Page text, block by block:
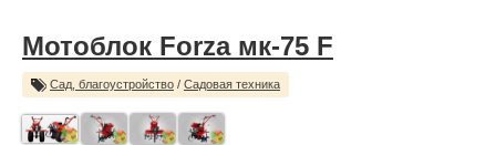
Мотоблок Forza мк-75 F
Сад, благоустройство / Садовая техника